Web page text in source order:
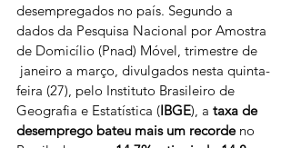
desempregados no país. Segundo a
dados da Pesquisa Nacional por Amostra
de Domicílio (Pnad) Móvel, trimestre de
janeiro a março, divulgados nesta quinta-
feira (27), pelo Instituto Brasileiro de
Geografia e Estatística (IBGE), a taxa de
desemprego bateu mais um recorde no